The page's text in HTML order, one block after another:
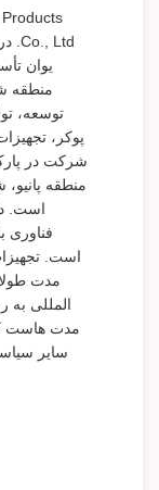
یوان
منطقه
توسعه،
پوکر،
شرکت در پارک
منطقه
است.
فناوری
است.
مدت
المللی
مدت هاست
سایر